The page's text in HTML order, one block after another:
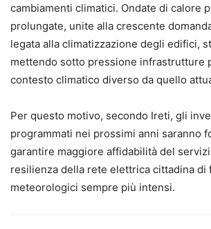
cambiamenti climatici. Ondate di calore
prolungate, unite alla crescente
legata alla climatizzazione degli edifici,
mettendo sotto pressione infrastrutture
contesto climatico diverso da quello
Per questo motivo, secondo Ireti, gli
programmati nei prossimi anni saranno
garantire maggiore affidabilità del
resilienza della rete elettrica cittadina di
meteorologici sempre più intensi.